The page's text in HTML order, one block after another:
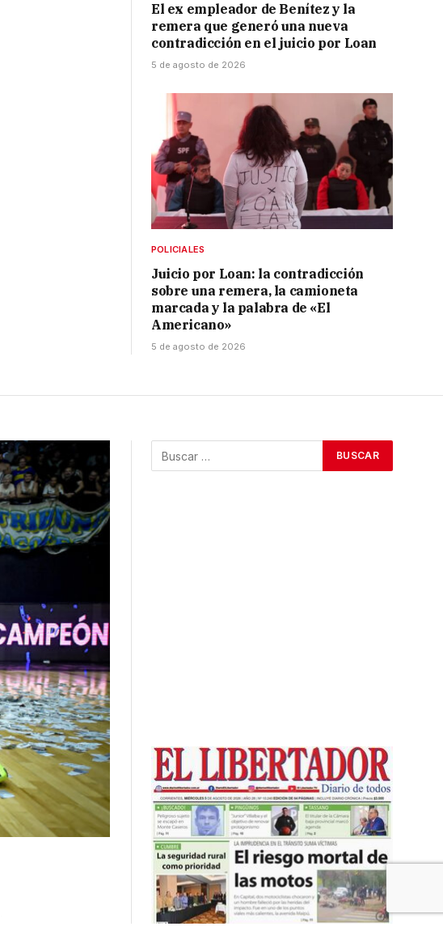
El ex empleador de Benítez y la
remera que generó una nueva
contradicción en el juicio por Loan
5 de agosto de 2026
POLICIALES
Juicio por Loan: la contradicción
sobre una remera, la camioneta
marcada y la palabra de «El
Americano»
5 de agosto de 2026